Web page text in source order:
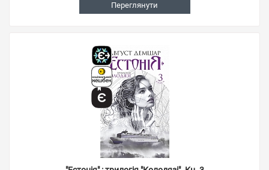
Переглянути